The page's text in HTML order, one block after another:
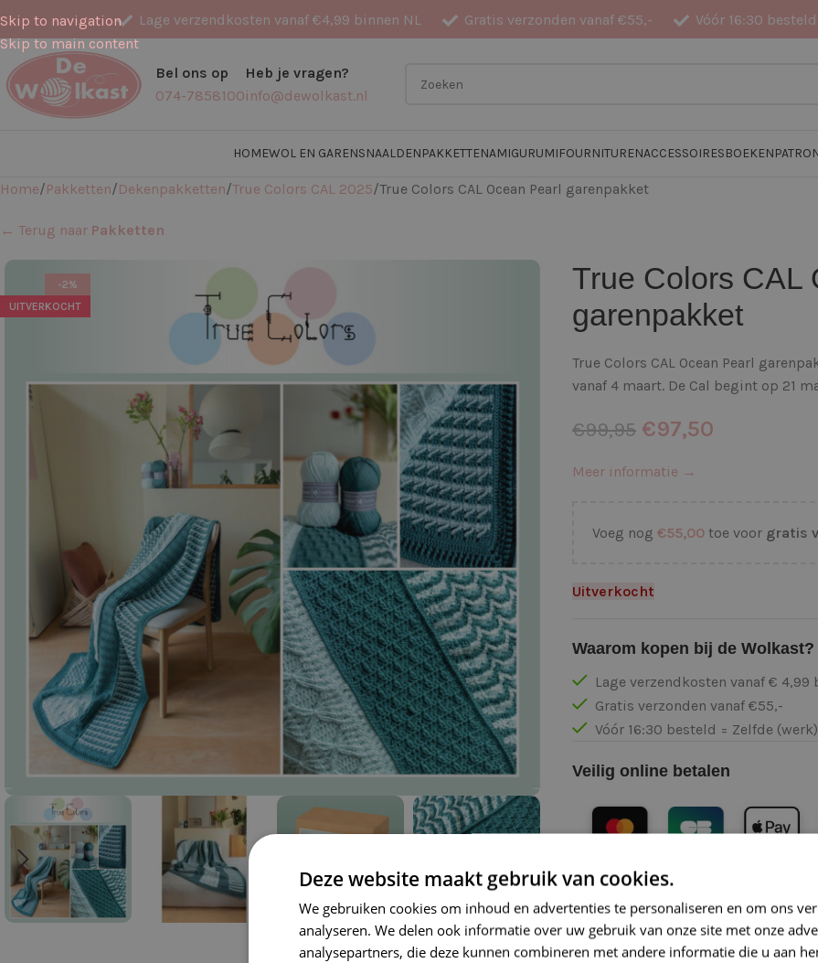
Skip to navigation
Skip to main content
Lage verzendkosten vanaf €4,99 binnen NL Gratis verzonden vanaf €55,- Vóór 16:30
Bel ons op
074-7858100
Heb je vragen?
info@dewolkast.nl
HOMEWOL EN GARENSNAALDENPAKKETTENAMIGURUMIFOURNITURENACCESSOIRESBOEKEN
Home Pakketten Dekenpakketten True Colors CAL 2025 True Colors CAL Ocean Pearl garenpakket
← Terug naar Pakketten
-2%
UITVERKOCHT
True Colors CAL
garenpakket
True Colors CAL Ocean Pearl
vanaf 4 maart. De Cal begint op 21
€99,95 €97,50
Meer informatie →
Voeg nog €55,00toe voor gratis
Uitverkocht
Waarom kopen bij de Wolkast?
Lage verzendkosten vanaf € 4,99
Gratis verzonden vanaf €55,-
Vóór 16:30 besteld = Zelfde
Veilig online betalen
Op verlanglijstje Delen:
Deze website maakt gebruik van cookies.
We gebruiken cookies om inhoud en advertenties te personaliseren en om ons
analyseren. We delen ook informatie over uw gebruik van onze site met onze
analysepartners, die deze kunnen combineren met andere informatie die u aan